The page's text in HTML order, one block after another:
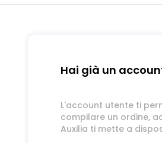
Hai già un
L'account utente ti
compilare un ordine,
Auxilia ti mette a